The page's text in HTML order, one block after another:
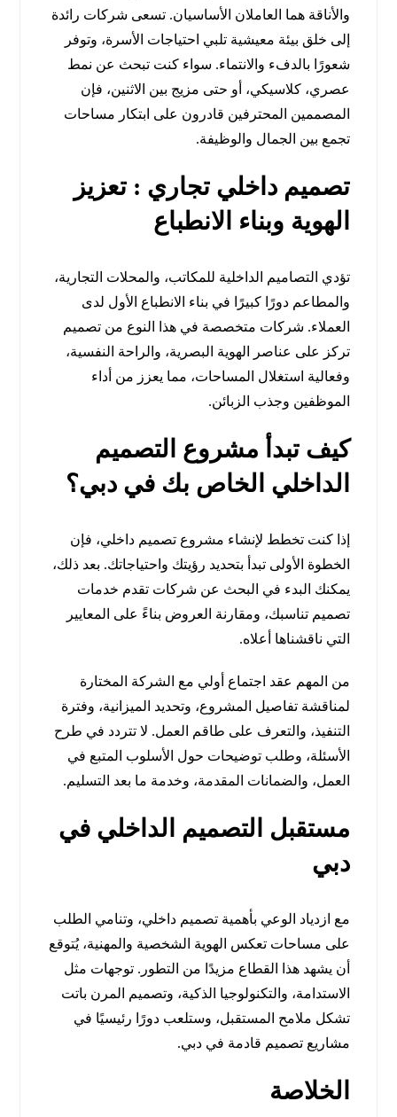
والأناقة هما العاملان الأساسيان. تسعى شركات رائدة
إلى خلق بيئة معيشية تلبي احتياجات الأسرة، وتوفر
شعورًا بالدفء والانتماء. سواء كنت تبحث عن نمط
عصري، كلاسيكي، أو حتى مزيج بين الاثنين، فإن
المصممين المحترفين قادرون على ابتكار مساحات
تجمع بين الجمال والوظيفة.
تصميم داخلي تجاري : تعزيز
الهوية وبناء الانطباع
تؤدي التصاميم الداخلية للمكاتب، والمحلات التجارية،
والمطاعم دورًا كبيرًا في بناء الانطباع الأول لدى
العملاء. شركات متخصصة في هذا النوع من تصميم
تركز على عناصر الهوية البصرية، والراحة النفسية،
وفعالية استغلال المساحات، مما يعزز من أداء
الموظفين وجذب الزبائن.
كيف تبدأ مشروع التصميم
الداخلي الخاص بك في دبي؟
إذا كنت تخطط لإنشاء مشروع تصميم داخلي، فإن
الخطوة الأولى تبدأ بتحديد رؤيتك واحتياجاتك. بعد ذلك،
يمكنك البدء في البحث عن شركات تقدم خدمات
تصميم تناسبك، ومقارنة العروض بناءً على المعايير
التي ناقشناها أعلاه.
من المهم عقد اجتماع أولي مع الشركة المختارة
لمناقشة تفاصيل المشروع، وتحديد الميزانية، وفترة
التنفيذ، والتعرف على طاقم العمل. لا تتردد في طرح
الأسئلة، وطلب توضيحات حول الأسلوب المتبع في
العمل، والضمانات المقدمة، وخدمة ما بعد التسليم.
مستقبل التصميم الداخلي في
دبي
مع ازدياد الوعي بأهمية تصميم داخلي، وتنامي الطلب
على مساحات تعكس الهوية الشخصية والمهنية، يُتوقع
أن يشهد هذا القطاع مزيدًا من التطور. توجهات مثل
الاستدامة، والتكنولوجيا الذكية، وتصميم المرن باتت
تشكل ملامح المستقبل، وستلعب دورًا رئيسيًا في
مشاريع تصميم قادمة في دبي.
الخلاصة